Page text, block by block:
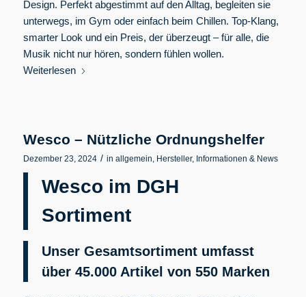
Design. Perfekt abgestimmt auf den Alltag, begleiten sie
unterwegs, im Gym oder einfach beim Chillen. Top-Klang,
smarter Look und ein Preis, der überzeugt – für alle, die
Musik nicht nur hören, sondern fühlen wollen.
Weiterlesen
Wesco – Nützliche Ordnungshelfer
Dezember 23, 2024 / in allgemein, Hersteller, Informationen & News
Wesco im DGH
Sortiment
Unser Gesamtsortiment umfasst
über 45.000 Artikel von 550 Marken